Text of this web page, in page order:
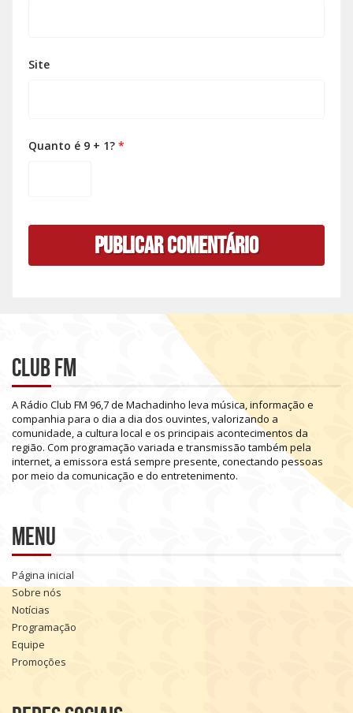
Site
Quanto é 9 + 1? *
Club FM
ARádio Club FM 96,7de Machadinho leva música,informação e
companhia para o dia a dia dos ouvintes,valorizando a
comunidade, a cultura local e os principais acontecimentos da
região. Com programação variada e transmissão também pela
internet, a emissora está sempre presente,conectando pessoas
pormeio da comunicação e do entretenimento.
Menu
Página inicial
Sobre nós
Notícias
Programação
Equipe
Promoções